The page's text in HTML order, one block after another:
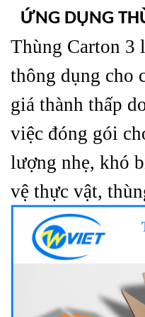
ỨNG DỤNG
Thùng Carton 3
thông dụng cho
giá thành thấp
việc đóng gói
lượng nhẹ, khó
vệ thực vật,